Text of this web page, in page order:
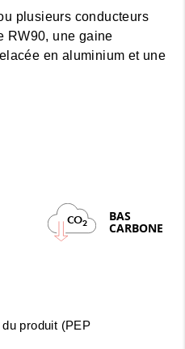
plusieurs conducteurs
RW90, une gaine
en aluminium et une
CO2 BAS
CARBONE
produit (PEP